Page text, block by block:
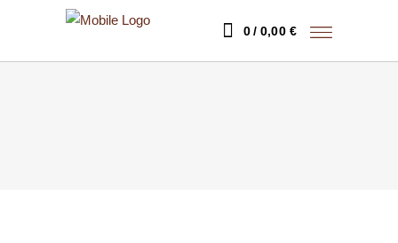
0 0,00 €